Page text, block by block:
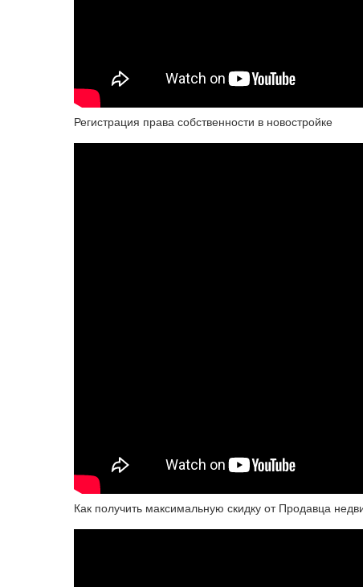
Регистрация права собственности в новостройке
Как получить максимальную скидку от Продавца